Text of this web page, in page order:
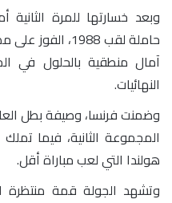
وبعد خسارتها للمرة
حاملة لقب 1988،
آمال منطقية بالحلول في
النهائيات.
وضمنت فرنسا، وصيفة بطل
هولندا التي لعب مباراة أقل.
وتشهد الجولة قمة منتظرة